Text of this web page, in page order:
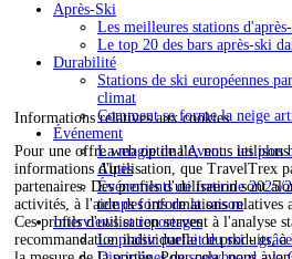
Informations relatives aux cookies
Pour une offre web optimale, nous
informations d'utilisation, que TravelTrex
partenaires. Des profils d'utilisation sont
activités, à l'aide des informations relatives
Ces profils d'utilisation servent à l'analyse
recommandation individuelle de produits,
Après-Ski
Les meilleures stations
Le top 20 des bars après-ski
Durabilité
Stations de ski européennes
climat
Comment se forme la neige
Événement
La magie de l'Avent : les plus
Alpes
Événements de freeride 2025/
temps forts de la saison
Interviews et reportages
Le plaisir parfait du ski -